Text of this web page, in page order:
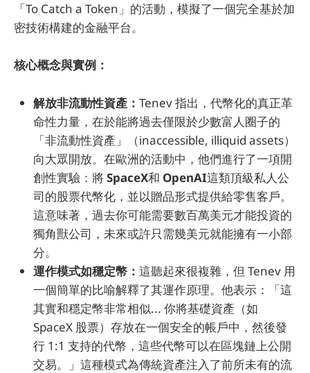
「To Catch a Token」的活動，模擬了一個完全基於加
密技術構建的金融平台。
核心概念與實例：
解放非流動性資產： Tenev 指出，代幣化的真正革
命性力量，在於能將過去僅限於少數富人圈子的
「非流動性資產」（inaccessible, illiquid assets）
向大眾開放。在歐洲的活動中，他們進行了一項開
創性實驗：將SpaceX和 OpenAI這類頂級私人公
司的股票代幣化，並以贈品形式提供給零售客戶。
這意味著，過去你可能需要數百萬美元才能投資的
獨角獸公司，未來或許只需幾美元就能擁有一小部
分。
運作模式如穩定幣： 這聽起來很複雜，但 Tenev 用
一個簡單的比喻解釋了其運作原理。他表示：「這
其實和穩定幣非常相似... 你將基礎資產（如
SpaceX 股票）存放在一個安全的帳戶中，然後發
行 1:1 支持的代幣，這些代幣可以在區塊鏈上公開
交易。」這種模式為傳統資產注入了前所未有的流